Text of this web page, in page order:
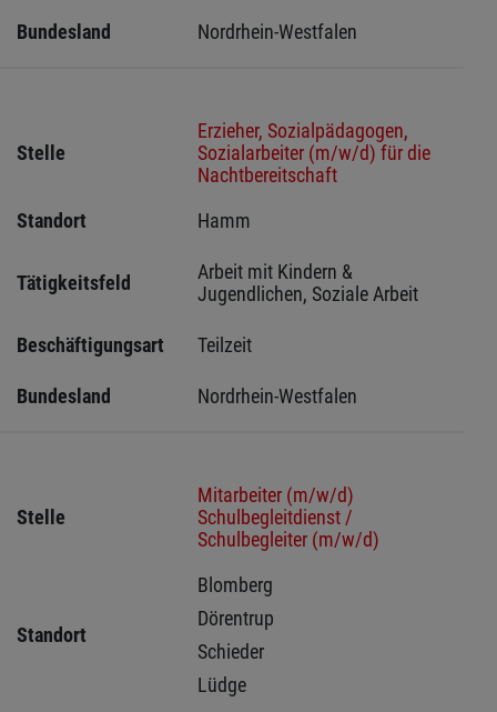
Bundesland Nordrhein-Westfalen
Stelle
Erzieher, Sozialpädagogen,
Sozialarbeiter (m/w/d) für die
Nachtbereitschaft
Standort
Hamm
Tätigkeitsfeld
Arbeit mit Kindern &
Jugendlichen, Soziale Arbeit
Beschäftigungsart Teilzeit
Bundesland Nordrhein-Westfalen
Stelle
Mitarbeiter (m/w/d)
Schulbegleitdienst /
Schulbegleiter (m/w/d)
Standort
Blomberg
Dörentrup
Schieder
Lüdge